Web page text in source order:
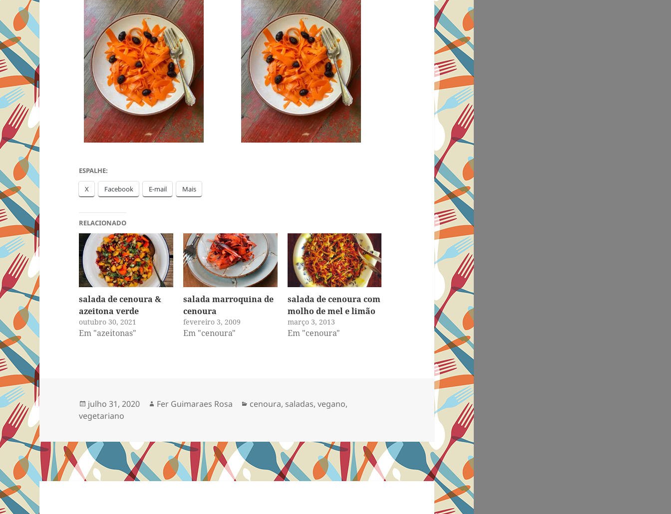
ESPALHE:
X Facebook E-mail Mais
RELACIONADO
salada de cenoura &
azeitona verde
outubro 30, 2021
Em "azeitonas"
salada marroquina de
cenoura
fevereiro 3, 2009
Em "cenoura"
salada de cenoura com
molho de mel e limão
março 3, 2013
Em "cenoura"
Publicado
em
julho 31, 2020 Autor
Fer Guimaraes Rosa Categorias
cenoura, saladas,vegano,
vegetariano